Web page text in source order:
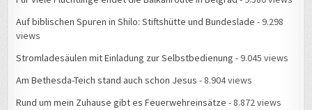
Auf biblischen Spuren in Shilo: Stiftshütte und Bundeslade - 9.298
views
Stromladesäulen mit Einladung zur Selbstbedienung - 9.045 views
Am Bethesda-Teich stand auch schon Jesus - 8.904 views
Rund um mein Zuhause gibt es Feuerwehreinsätze - 8.872 views